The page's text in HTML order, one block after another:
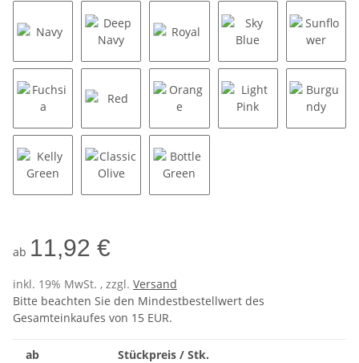
Navy Deep Navy Royal Sky Blue
Fuchsia Red Orange
ab 11,92 €
inkl. 19% MwSt. , zzgl. Versand
Bitte beachten Sie den Mindestbestellwert des
Gesamteinkaufes von 15 EUR.
ab Stückpreis / Stk.